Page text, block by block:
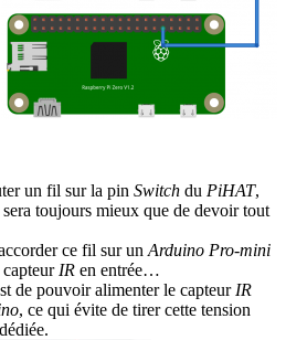
un fil sur la pin Switch du PiHAT,
toujours mieux que de devoir tout
ce fil sur un Arduino Pro-mini
IR en entrée…
de pouvoir alimenter le capteur IR
, ce qui évite de tirer cette tension